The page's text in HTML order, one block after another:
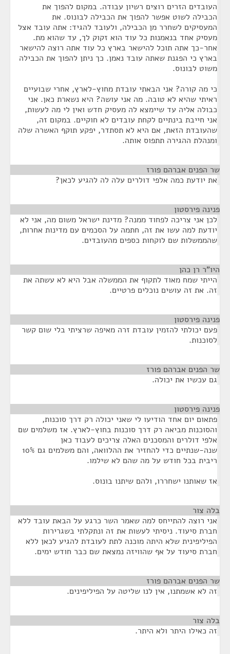
העובדים הזרים רוצים רשיון עבודה. במקום להפוך את
הכבילה לשוט אפשר להפוך את הכבילה לבונוס. את
המעסיקים לשחרר מן הכבילה, ולעובד להגיד: אתה עובד אצל
מעסיק אחד בנאמנות כל עוד הוא זקוק לך, עד שהוא מת.
אחר-כך אתה תוכל להישאר בארץ כל עוד אתה רוצה להישאר
בארץ כי הפגנת שאתה עובד נאמן. כך ניתן להפוך את הכבילה
משוט לבונוס.
כי מה קורה? אני הבאתי עובדת מחוץ-לארץ, אחרי שבועיים
ראיתי שהיא לא טובה. מה אני עושה? היא נשארת כאן. אני
כבולה אליה עד שיימצא לה מעסיק חדש ואין לי מה לעשות,
אני חייבת בינתיים לקחת עובדים לא חוקיים. במקום זה,
שהעובדת הזאת, אם היא לא תסתדר, יפקע תוקף האשרה שלה
ומנהלת ההגירה תתפוס אותה.
שר הפנים אברהם פורז
את יודעת כמה אלפי דולרים עלה לה להגיע לכאן?
פנינה פירסטון
לכן אני צריכה לפחוד ממנה? מדינת ישראל משום מה, אני לא
יודעת למה עשו את זה, חתמה על הסכמים עם מדינות אחרות,
שהממשלות שם לוקחות כספים מהעובדים.
היו"ר רן כהן
הייתי שמח מאוד לתקוף את הממשלה אבל היא לא עשתה את
זה. את זה עושים נוכלים פרטיים.
פנינה פירסטון
פעם יכולתי להזמין עובדת זרה מאיפה שרציתי בלי שום קשר
לסוכנות.
שר הפנים אברהם פורז
גם עכשיו את יכולה.
פנינה פירסטון
פתאום יום אחד הודיעו לי שאני יכולה רק דרך סוכנות,
והסוכנות מביאה רק דרך סוכנות בחוץ-לארץ. אז משלמים שם
אלפי דולרים והמסכנים האלה צריכים לעבוד כאן
שנה-שנתיים כדי להחזיר את ההלוואה, והם משלמים גם 10%
ריבית בכל חודש על מה שהם לא שילמו.
אז שאותנו ישחררו, ולהם שיתנו בונוס.
בלה צור
אני רוצה להתייחס למה שאמר השר כרגע על הבאת עובד ללא
חברת סיעוד. ניסיתי לעשות את זה ונתקלתי בשגרירות
הפיליפינית שלא היתה מוכנה לתת לעובדת להגיע לכאן ללא
חברת סיעוד על אף שהוויזה נמצאת שם כבר חודש ימים.
שר הפנים אברהם פורז
זה לא אשמתנו, אין לנו שליטה על הפיליפינים.
בלה צור
זה כאילו היתר ולא היתר.